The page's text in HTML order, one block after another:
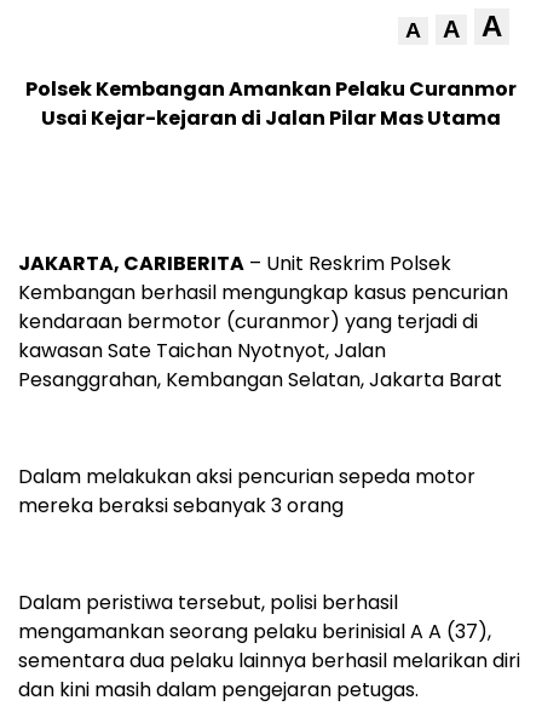
A A A
Polsek Kembangan Amankan Pelaku Curanmor
Usai Kejar-kejaran di Jalan Pilar Mas Utama
JAKARTA, CARIBERITA – Unit Reskrim Polsek
Kembangan berhasil mengungkap kasus pencurian
kendaraan bermotor (curanmor) yang terjadi di
kawasan Sate Taichan Nyotnyot, Jalan
Pesanggrahan, Kembangan Selatan, Jakarta Barat
Dalam melakukan aksi pencurian sepeda motor
mereka beraksi sebanyak 3 orang
Dalam peristiwa tersebut, polisi berhasil
mengamankan seorang pelaku berinisial A A (37),
sementara dua pelaku lainnya berhasil melarikan diri
dan kini masih dalam pengejaran petugas.